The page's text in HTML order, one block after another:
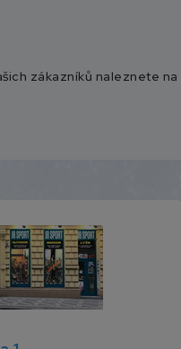
zákazníků naleznete na